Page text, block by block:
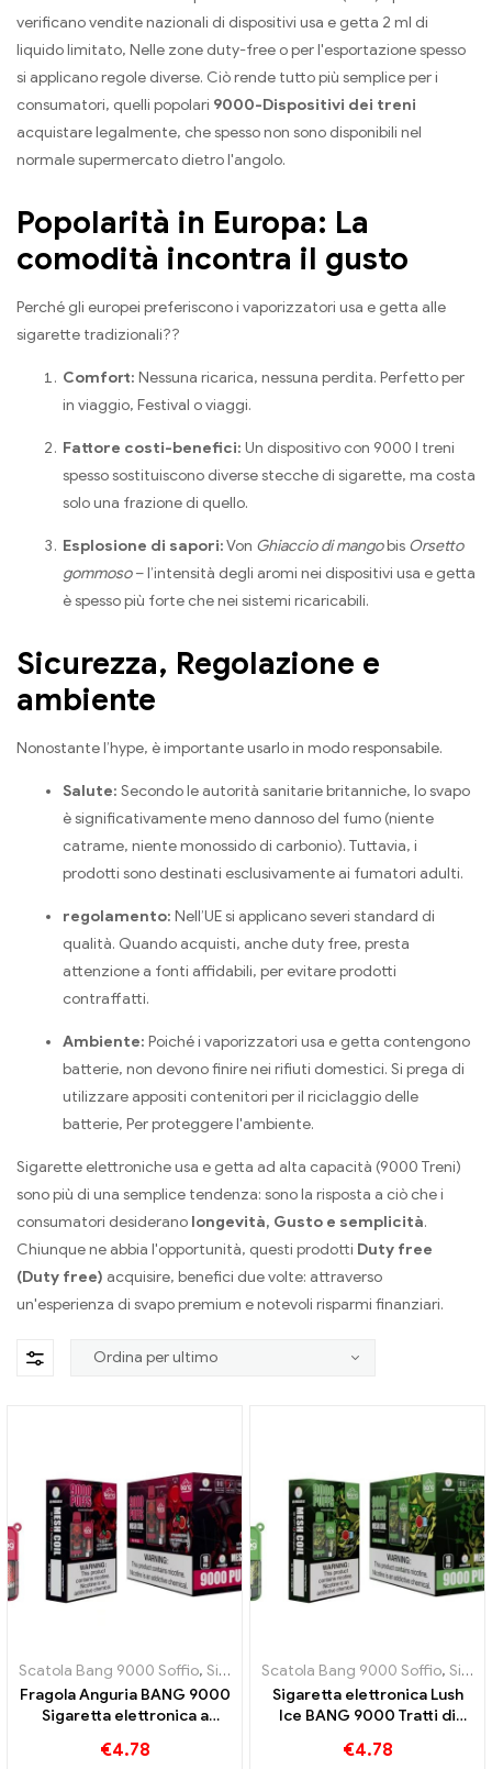
verificano vendite nazionali di dispositivi usa e getta 2 ml di
liquido limitato, Nelle zone duty-free o per l'esportazione spesso
si applicano regole diverse. Ciò rende tutto più semplice per i
consumatori, quelli popolari 9000-Dispositivi dei treni
acquistare legalmente, che spesso non sono disponibili nel
normale supermercato dietro l'angolo.
Popolarità in Europa: La
comodità incontra il gusto
Perché gli europei preferiscono i vaporizzatori usa e getta alle
sigarette tradizionali??
Comfort: Nessuna ricarica, nessuna perdita. Perfetto per
in viaggio, Festival o viaggi.
Fattore costi-benefici: Un dispositivo con 9000 I treni
spesso sostituiscono diverse stecche di sigarette, ma costa
solo una frazione di quello.
Esplosione di sapori:Von Ghiaccio di mangobis Orsetto
gommoso– l’intensità degli aromi nei dispositivi usa e getta
è spesso più forte che nei sistemi ricaricabili.
Sicurezza, Regolazione e
ambiente
Nonostante l’hype, è importante usarlo in modo responsabile.
Salute: Secondo le autorità sanitarie britanniche, lo svapo
è significativamente meno dannoso del fumo (niente
catrame, niente monossido di carbonio). Tuttavia, i
prodotti sono destinati esclusivamente ai fumatori adulti.
regolamento: Nell’UE si applicano severi standard di
qualità. Quando acquisti, anche duty free, presta
attenzione a fonti affidabili, per evitare prodotti
contraffatti.
Ambiente: Poiché i vaporizzatori usa e getta contengono
batterie, non devono finire nei rifiuti domestici. Si prega di
utilizzare appositi contenitori per il riciclaggio delle
batterie, Per proteggere l'ambiente.
Sigarette elettroniche usa e getta ad alta capacità (9000 Treni)
sono più di una semplice tendenza: sono la risposta a ciò che i
consumatori desiderano longevità, Gusto e semplicità.
Chiunque ne abbia l'opportunità, questi prodotti Duty free
(Duty free) acquisire, benefici due volte: attraverso
un'esperienza di svapo premium e notevoli risparmi finanziari.
Scatola Bang 9000 Soffio, Sigarette elettroniche usa e getta Svezia
Fragola Anguria BANG 9000
Sigaretta elettronica a
€4.78
Scatola Bang 9000 Soffio, Sigarette elettroniche usa e getta Svezia
Sigaretta elettronica Lush
Ice BANG 9000 Tratti di
€4.78